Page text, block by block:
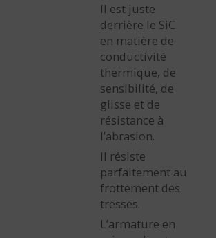
Il est juste
derrière le SiC
en matière de
conductivité
thermique, de
sensibilité, de
glisse et de
résistance à
l’abrasion.
Il résiste
parfaitement au
frottement des
tresses.
L’armature en